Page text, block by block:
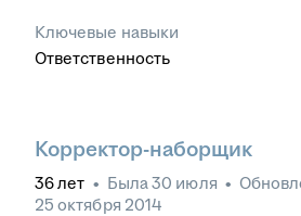
Ключевые навыки
Ответственность
Корректор-наборщик
36лет • Была30 июля •
25 октября 2014